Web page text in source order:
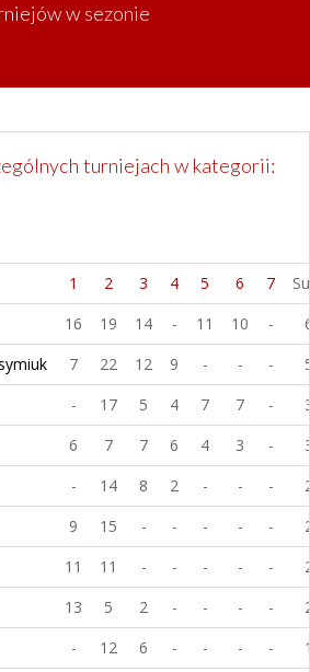
w sezonie
turniejach w kategorii:
1 2 3 4 5 6 7
16 19 14 - 11 10 -
7 22 12 9 - - -
- 17 5 4 7 7 -
6 7 7 6 4 3 -
- 14 8 2 - - -
9 15 - - - - -
11 11 - - - - -
13 5 2 - - - -
- 12 6 - - - -